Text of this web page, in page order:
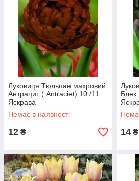
Луковиця Тюльпан махровий
Антрацит ( Antraciet) 10 /11
Яскрава
Немає в наявності
12 ₴
Блек
14 ₴